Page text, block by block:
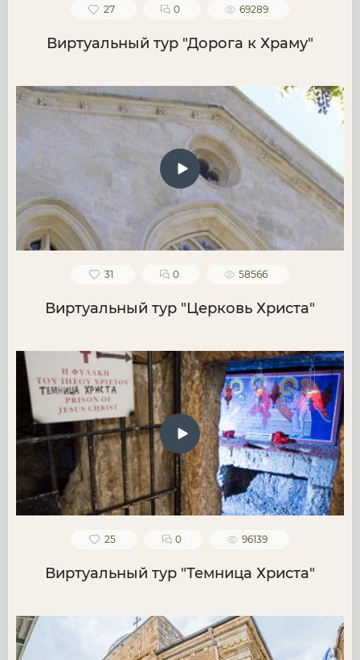
27 0 69289
Виртуальный тур "Дорога к Храму"
31 0 58566
Виртуальный тур "Церковь Христа"
25 0 96139
Виртуальный тур "Темница Христа"